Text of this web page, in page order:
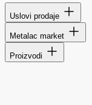
Uslovi prodaje
Metalac market
Proizvodi